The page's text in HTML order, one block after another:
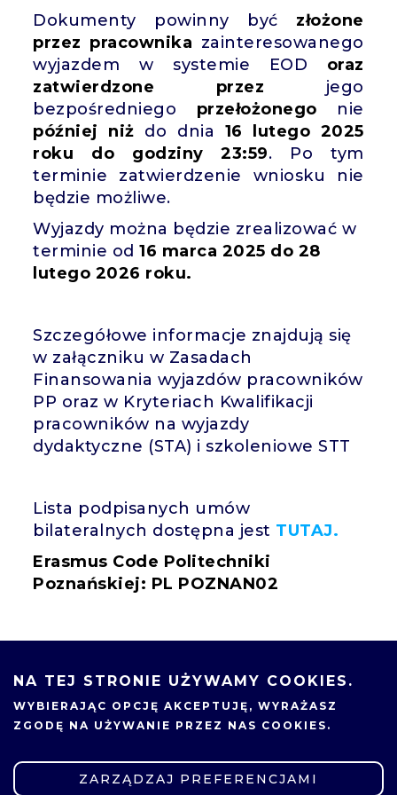
Dokumenty powinny być złożone
przez pracownika zainteresowanego
wyjazdem w systemie EOD oraz
zatwierdzone przez jego
bezpośredniego przełożonego nie
później niż do dnia 16 lutego 2025
roku do godziny 23:59. Po tym
terminie zatwierdzenie wniosku nie
będzie możliwe.
Wyjazdy można będzie zrealizować w
terminie od 16 marca 2025 do 28
lutego 2026 roku.
Szczegółowe informacje znajdują się
w załączniku w Zasadach
Finansowania wyjazdów pracowników
PP oraz w Kryteriach Kwalifikacji
pracowników na wyjazdy
dydaktyczne (STA) i szkoleniowe STT
Lista podpisanych umów
bilateralnych dostępna jest TUTAJ.
Erasmus Code Politechniki
Poznańskiej: PL POZNAN02
NA TEJ STRONIE UŻYWAMY COOKIES.
WYBIERAJĄC OPCJĘ AKCEPTUJĘ , WYRAŻASZ
ZGODĘ NA UŻYWANIE PRZEZ NAS COOKIES.
ZARZĄDZAJ PREFERENCJAMI